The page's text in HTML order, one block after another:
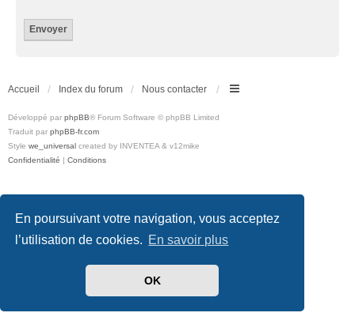
En poursuivant votre navigation, vous acceptez
l’utilisation de cookies. En savoir plus
OK
Accueil Index du forum Nous contacter
Développé par phpBB® Forum Software © phpBB Limited
Traduit par phpBB-fr.com
Style we_universal created by INVENTEA & v12mike
Confidentialité | Conditions